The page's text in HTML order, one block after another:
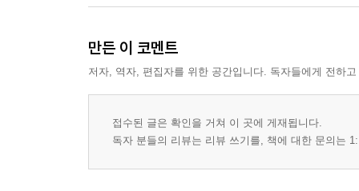
만든 이 코멘트
저자, 역자, 편집자를 위한 공간입니다. 독자들에게 전하
접수된 글은 확인을 거쳐 이 곳에 게재됩니다.
독자 분들의 리뷰는 리뷰 쓰기를, 책에 대한 문의는